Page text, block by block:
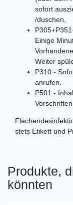
sofort
/duschen.
Einige
Weiter
P310 -
anrufen.
P501 -
stets Etikett und
Produkte,
könnten